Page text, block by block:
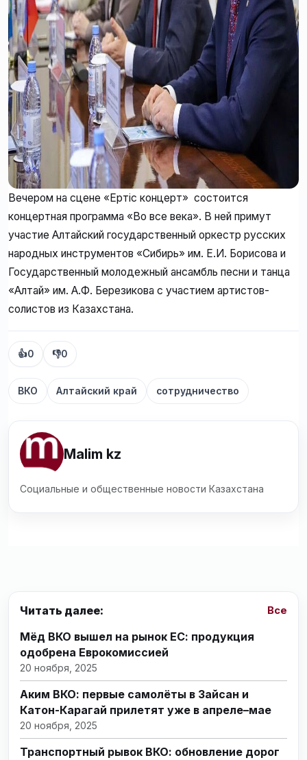
Вечером на сцене «Ертіс концерт» состоится
концертная программа «Во все века». В ней примут
участие Алтайский государственный оркестр русских
народных инструментов «Сибирь» им. Е.И. Борисова и
Государственный молодежный ансамбль песни и танца
«Алтай» им. А.Ф. Березикова с участием артистов-
солистов из Казахстана.
👍0 👎0
ВКО Алтайский край сотрудничество
Malim kz
Социальные и общественные новости Казахстана
Читать далее: Все
Мёд ВКО вышел на рынок ЕС: продукция
одобрена Еврокомиссией
20 ноября, 2025
Аким ВКО: первые самолёты в Зайсан и
Катон-Карагай прилетят уже в апреле–мае
20 ноября, 2025
Транспортный рывок ВКО: обновление дорог